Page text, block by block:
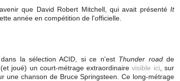
que David Robert Mitchell, qui avait présenté It
année en compétition de l'officielle.
la sélection ACID, si ce n'est Thunder roadde
joué) un court-métrage extraordinairevisible ici , sur
une chanson de Bruce Springsteen. Ce long-métrage